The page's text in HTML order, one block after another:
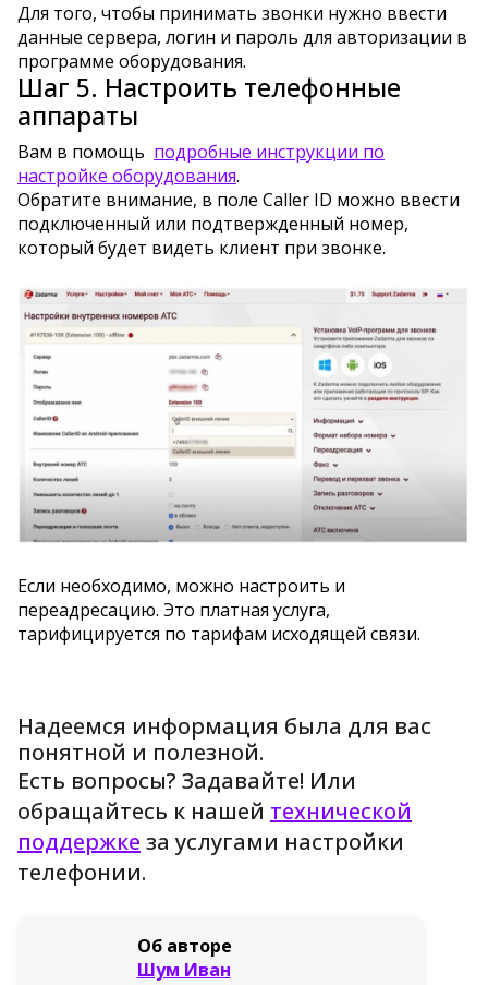
Для того, чтобы принимать звонки нужно ввести
данные сервера, логин и пароль для авторизации в
программе оборудования.
Шаг 5. Настроить телефонные
аппараты
Вам в помощь подробные инструкции по
настройке оборудования.
Обратите внимание, в поле Caller ID можно ввести
подключенный или подтвержденный номер,
который будет видеть клиент при звонке.
Если необходимо, можно настроить и
переадресацию. Это платная услуга,
тарифицируется по тарифам исходящей связи.
Надеемся информация была для вас
понятной и полезной.
Есть вопросы? Задавайте! Или
обращайтесь к нашей технической
поддержке за услугами настройки
телефонии.
Об авторе
Шум Иван